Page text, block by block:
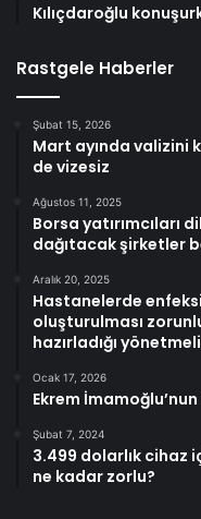
Kılıçdaroğlu
Rastgele Haberler
Şubat 15, 2026
Mart ayında valizini
de vizesiz
Ağustos 11, 2025
Borsa yatırımcıları
dağıtacak şirketler
Aralık 20, 2025
Hastanelerde
oluşturulması
hazırladığı
Ocak 17, 2026
Ekrem
Şubat 7, 2024
3.499 dolarlık cihaz
ne kadar zorlu?